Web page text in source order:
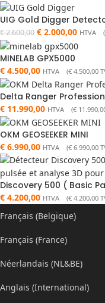
UIG Gold Digger
€2.600,00 € 2.000,00 HTVA (
MINELAB GPX5000
€ 4.500,00 HTVA (€ 4.500,00
Delta Ranger
€ 11.990,00 HTVA (€
OKM GEOSEEKER MINI
€ 6.990,00 HTVA (€ 6.990,00
Discovery 500 ( Basic
€ 4.200,00 HTVA (€ 4.200,00
Français (Belgique)
Français (France)
Néerlandais (NL&BE)
Anglais (International)